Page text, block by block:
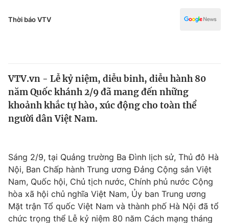
Pháp luật
Thế giới
Tin tức
Thế giới đó đây
Kinh tế
Góc doanh nghiệp
Truyền hình
Phim VTV
Hậu trường
Giải trí
Điện ảnh
Công nghệ
Thời báo VTV
VTV.vn - Lễ kỷ niệm, diễu binh, diễu hành 80
năm Quốc khánh 2/9 đã mang đến những
khoảnh khắc tự hào, xúc động cho toàn thể
người dân Việt Nam.
Sáng 2/9, tại Quảng trường Ba Đình lịch sử, Thủ đô Hà
Nội, Ban Chấp hành Trung ương Đảng Cộng sản Việt
Nam, Quốc hội, Chủ tịch nước, Chính phủ nước Cộng
hòa xã hội chủ nghĩa Việt Nam, Ủy ban Trung ương
Mặt trận Tổ quốc Việt Nam và thành phố Hà Nội đã tổ
chức trọng thể Lễ kỷ niệm 80 năm Cách mạng tháng